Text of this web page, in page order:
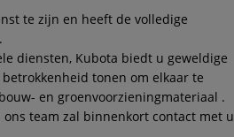
te zijn en heeft de volledige
diensten, Kubota biedt u geweldige
tonen om elkaar te
en groenvoorzieningmateriaal .
team zal binnenkort contact met u